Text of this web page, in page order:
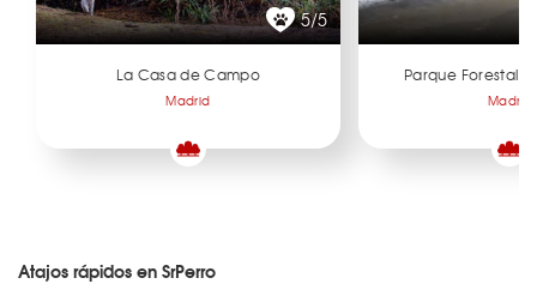
5/5
La Casa de Campo
Madrid
Parque Forestal
Madrid
Atajos rápidos en SrPerro